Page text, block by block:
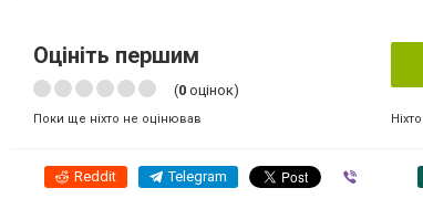
Оцініть першим
(0 оцінок)
Поки ще ніхто не оцінював
Reddit Telegram